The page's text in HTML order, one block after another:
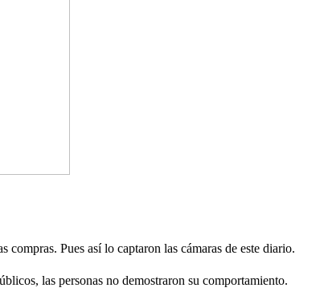
Pues así lo captaron las cámaras de este diario.
las personas no demostraron su comportamiento.